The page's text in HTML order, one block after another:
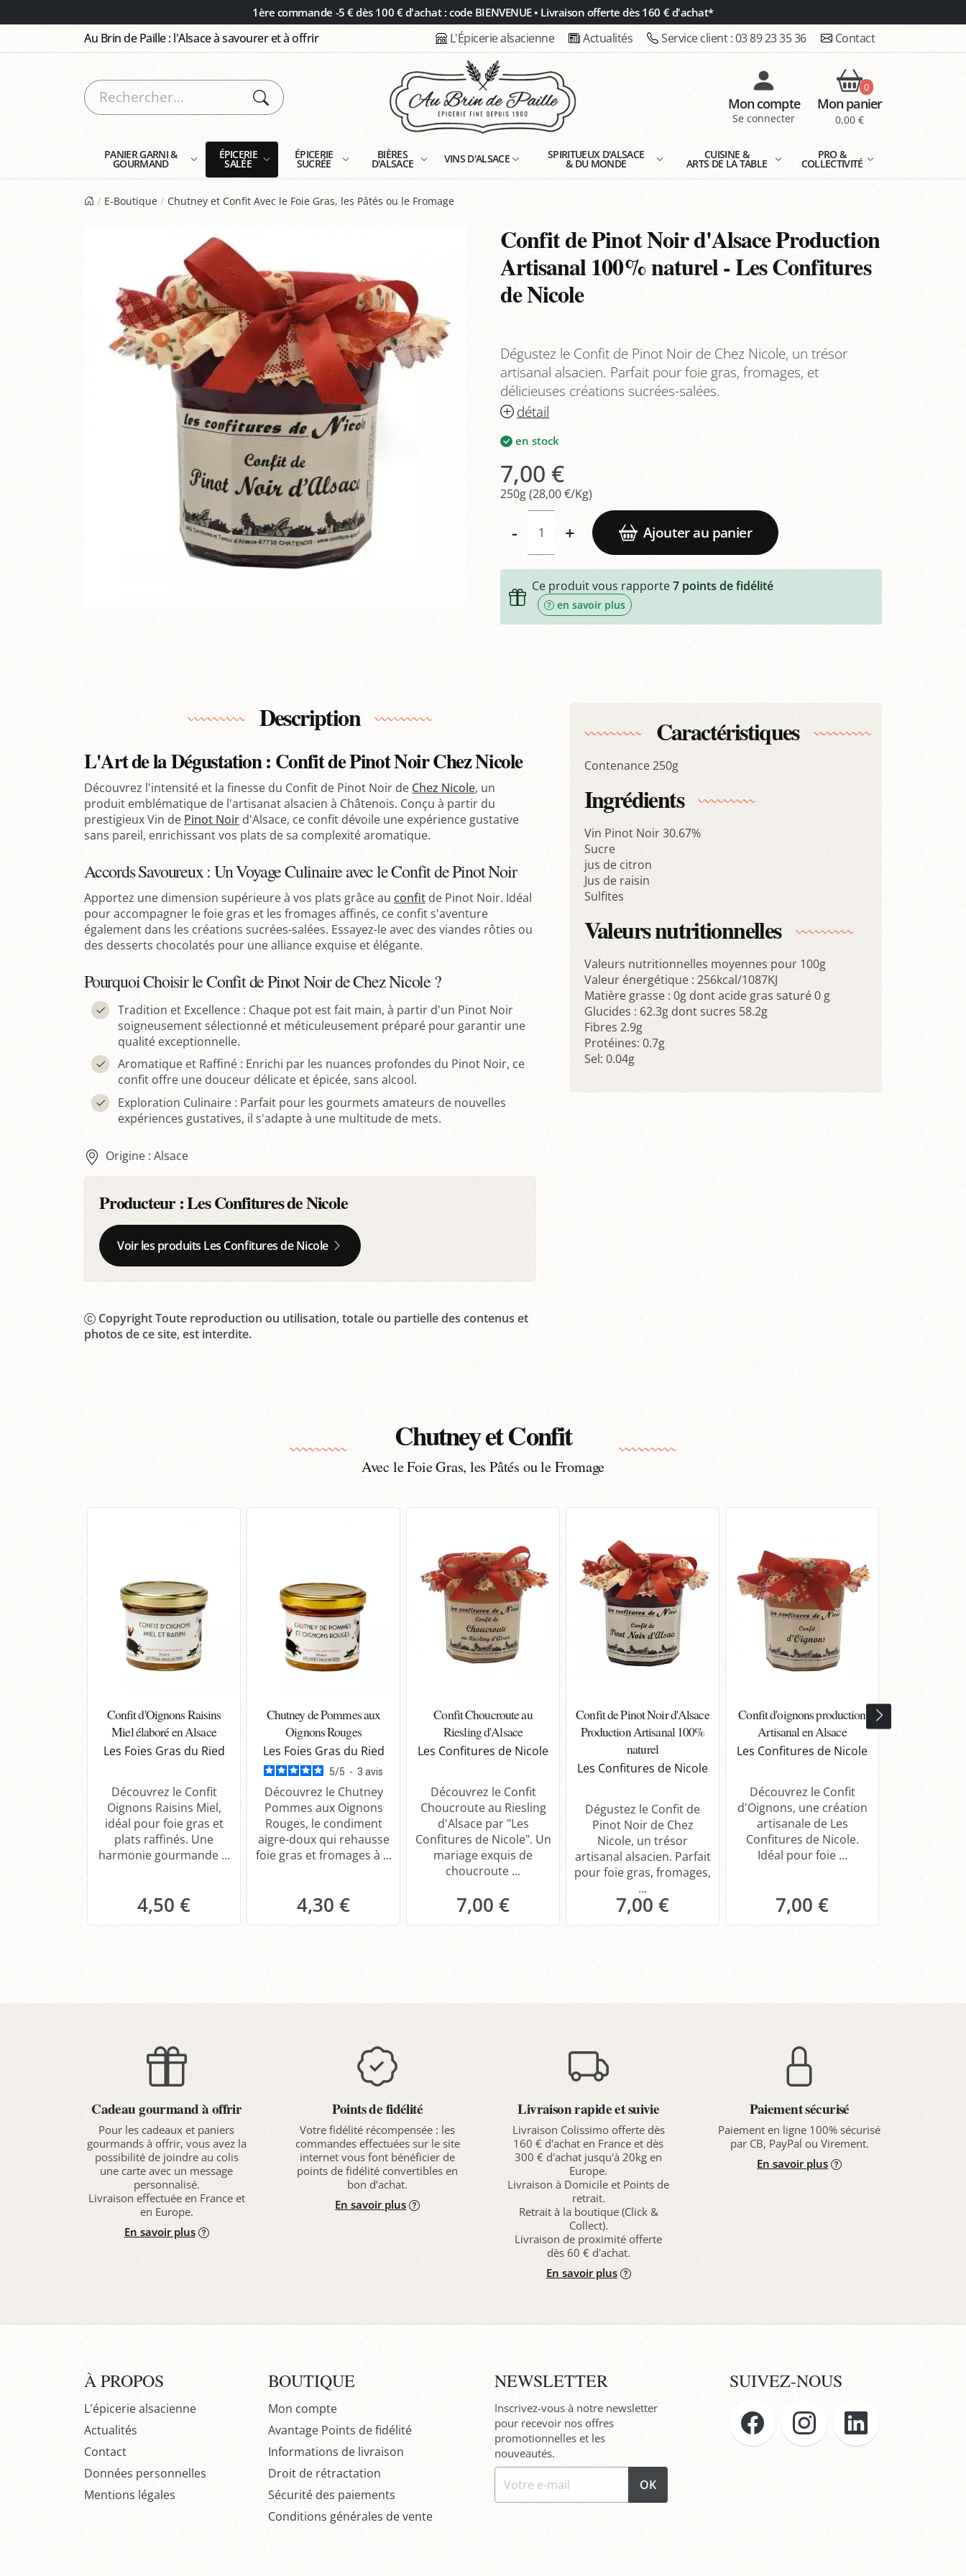
1ère commande -5 € dès 100 € d'achat : code BIENVENUE • Livraison offerte dès 160 € d'achat*
Au Brin de Paille : l'Alsace à savourer et à offrir L'Épicerie alsacienne Actualités Service client :03 89 23 35 36 Contact
Mon compte
Se connecter
0
Mon panier
0,00 €
PANIER GARNI &
GOURMAND
ÉPICERIE
SALÉE
ÉPICERIE
SUCRÉE
BIÈRES
D'ALSACE VINS D'ALSACE SPIRITUEUX D'ALSACE
& DU MONDE
CUISINE &
ARTS DE LA TABLE
PRO &
COLLECTIVITÉ
E-Boutique Chutney et Confit Avec le Foie Gras, les Pâtés ou le Fromage
Confit de Pinot Noir d'Alsace Production
Artisanal 100% naturel - Les Confitures
de Nicole
Dégustez le Confit de Pinot Noir de Chez Nicole, un trésor
artisanal alsacien. Parfait pour foie gras, fromages, et
délicieuses créations sucrées-salées.
détail
en stock
7,00 €
250g (28,00 €/Kg)
- + Ajouter au panier
Ce produit vous rapporte7points de fidélité
en savoir plus
Description
L'Art de la Dégustation : Confit de Pinot Noir Chez Nicole
Découvrez l'intensité et la finesse du Confit de Pinot Noir de Chez Nicole, un
produit emblématique de l'artisanat alsacien à Châtenois. Conçu à partir du
prestigieux Vin de Pinot Noir d'Alsace, ce confit dévoile une expérience gustative
sans pareil, enrichissant vos plats de sa complexité aromatique.
Accords Savoureux : Un Voyage Culinaire avec le Confit de Pinot Noir
Apportez une dimension supérieure à vos plats grâce au confit de Pinot Noir. Idéal
pour accompagner le foie gras et les fromages affinés, ce confit s'aventure
également dans les créations sucrées-salées. Essayez-le avec des viandes rôties ou
des desserts chocolatés pour une alliance exquise et élégante.
Pourquoi Choisir le Confit de Pinot Noir de Chez Nicole ?
Tradition et Excellence : Chaque pot est fait main, à partir d'un Pinot Noir
soigneusement sélectionné et méticuleusement préparé pour garantir une
qualité exceptionnelle.
Aromatique et Raffiné : Enrichi par les nuances profondes du Pinot Noir, ce
confit offre une douceur délicate et épicée, sans alcool.
Exploration Culinaire : Parfait pour les gourmets amateurs de nouvelles
expériences gustatives, il s'adapte à une multitude de mets.
Origine : Alsace
Producteur :Les Confitures de Nicole
Voir les produits Les Confitures de Nicole
Copyright Toute reproduction ou utilisation, totale ou partielle des contenus et
photos de ce site, est interdite.
Caractéristiques
Contenance 250g
Ingrédients
Vin Pinot Noir 30.67%
Sucre
jus de citron
Jus de raisin
Sulfites
Valeurs nutritionnelles
Valeurs nutritionnelles moyennes pour 100g
Valeur énergétique : 256kcal/1087KJ
Matière grasse : 0g dont acide gras saturé 0 g
Glucides : 62.3g dont sucres 58.2g
Fibres 2.9g
Protéines: 0.7g
Sel: 0.04g
Chutney et Confit
Avec le Foie Gras, les Pâtés ou le Fromage
Confit d'Oignons Raisins
Miel élaboré en Alsace
Les Foies Gras du Ried
Découvrez le Confit
Oignons Raisins Miel,
idéal pour foie gras et
plats raffinés. Une
harmonie gourmande ...
4,50 €
Chutney de Pommes aux
Oignons Rouges
Les Foies Gras du Ried
5/5 - 3 avis
Découvrez le Chutney
Pommes aux Oignons
Rouges, le condiment
aigre-doux qui rehausse
foie gras et fromages à ...
4,30 €
Confit Choucroute au
Riesling d'Alsace
Les Confitures de Nicole
Découvrez le Confit
Choucroute au Riesling
d'Alsace par "Les
Confitures de Nicole". Un
mariage exquis de
choucroute ...
7,00 €
Confit de Pinot Noir d'Alsace
Production Artisanal 100%
naturel
Les Confitures de Nicole
Dégustez le Confit de
Pinot Noir de Chez
Nicole, un trésor
artisanal alsacien. Parfait
pour foie gras, fromages,
...
7,00 €
Confit d'oignons production
Artisanal en Alsace
Les Confitures de Nicole
Découvrez le Confit
d'Oignons, une création
artisanale de Les
Confitures de Nicole.
Idéal pour foie ...
7,00 €
Cadeau gourmand à offrir
Pour les cadeaux et paniers
gourmands à offrir, vous avez la
possibilité de joindre au colis
une carte avec un message
personnalisé.
Livraison effectuée en France et
en Europe.
En savoir plus
Points de fidélité
Votre fidélité récompensée : les
commandes effectuées sur le site
internet vous font bénéficier de
points de fidélité convertibles en
bon d’achat.
En savoir plus
Livraison rapide et suivie
Livraison Colissimo offerte dès
160 € d'achat en France et dès
300 € d'achat jusqu'à 20kg en
Europe.
Livraison à Domicile et Points de
retrait.
Retrait à la boutique (Click &
Collect).
Livraison de proximité offerte
dès 60 € d'achat.
En savoir plus
Paiement sécurisé
Paiement en ligne 100% sécurisé
par CB, PayPal ou Virement.
En savoir plus
À PROPOS
L'épicerie alsacienne
Actualités
Contact
Données personnelles
Mentions légales
BOUTIQUE
Mon compte
Avantage Points de fidélité
Informations de livraison
Droit de rétractation
Sécurité des paiements
Conditions générales de vente
NEWSLETTER
Inscrivez-vous à notre newsletter
pour recevoir nos offres
promotionnelles et les
nouveautés.
OK
SUIVEZ-NOUS